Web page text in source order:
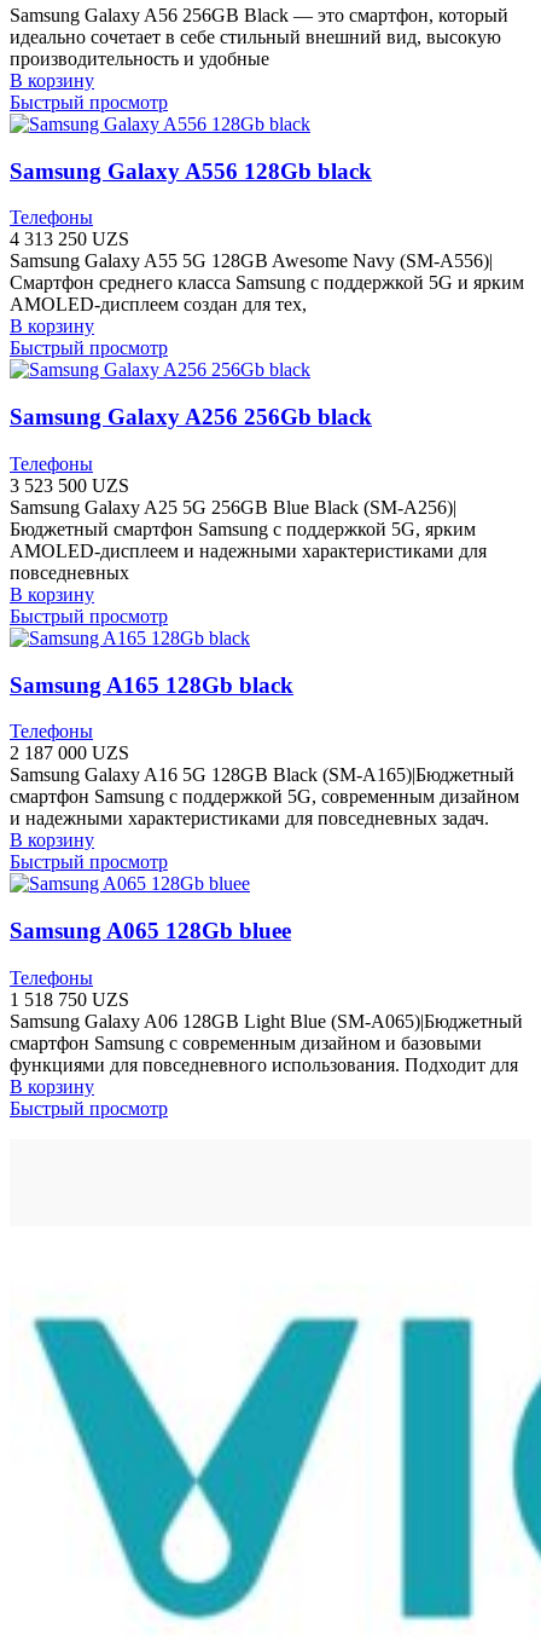
Samsung Galaxy A56 256GB Black — это смартфон, который
идеально сочетает в себе стильный внешний вид, высокую
производительность и удобные
В корзину
Быстрый просмотр
Samsung Galaxy A556 128Gb black
Телефоны
4 313 250 UZS
Samsung Galaxy A55 5G 128GB Awesome Navy (SM-A556)|
Смартфон среднего класса Samsung с поддержкой 5G и ярким
AMOLED-дисплеем создан для тех,
В корзину
Быстрый просмотр
Samsung Galaxy A256 256Gb black
Телефоны
3 523 500 UZS
Samsung Galaxy A25 5G 256GB Blue Black (SM-A256)|
Бюджетный смартфон Samsung с поддержкой 5G, ярким
AMOLED-дисплеем и надежными характеристиками для
повседневных
В корзину
Быстрый просмотр
Samsung A165 128Gb black
Телефоны
2 187 000 UZS
Samsung Galaxy A16 5G 128GB Black (SM-A165)|Бюджетный
смартфон Samsung с поддержкой 5G, современным дизайном
и надежными характеристиками для повседневных задач.
В корзину
Быстрый просмотр
Samsung A065 128Gb bluee
Телефоны
1 518 750 UZS
Samsung Galaxy A06 128GB Light Blue (SM-A065)|Бюджетный
смартфон Samsung с современным дизайном и базовыми
функциями для повседневного использования. Подходит для
В корзину
Быстрый просмотр